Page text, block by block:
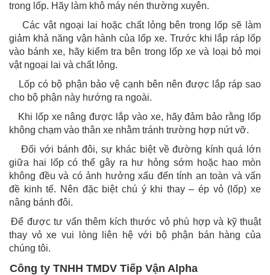
trong lốp. Hãy làm khô máy nén thường xuyên.
Các vật ngoại lai hoặc chất lỏng bên trong lốp sẽ làm
giảm khả năng vận hành của lốp xe. Trước khi lắp ráp lốp
vào bánh xe, hãy kiểm tra bên trong lốp xe và loại bỏ mọi
vật ngoại lai và chất lỏng.
Lốp có bộ phận bảo vệ cạnh bên nên được lắp ráp sao
cho bộ phận này hướng ra ngoài.
Khi lốp xe nâng được lắp vào xe, hãy đảm bảo rằng lốp
không chạm vào thân xe nhằm tránh trường hợp nứt vỡ.
Đối với bánh đôi, sự khác biệt về đường kính quá lớn
giữa hai lốp có thể gây ra hư hỏng sớm hoặc hao mòn
không đều và có ảnh hưởng xấu đến tính an toàn và vấn
đề kinh tế. Nên đặc biệt chú ý khi thay – ép vỏ (lốp) xe
nâng bánh đôi.
được tư vấn thêm kích thước vỏ phù hợp và kỹ thuật
thay vỏ xe vui lòng liên hệ với bộ phận bán hàng của
chúng tôi.
ty TNHH TMDV Tiếp Vận Alpha